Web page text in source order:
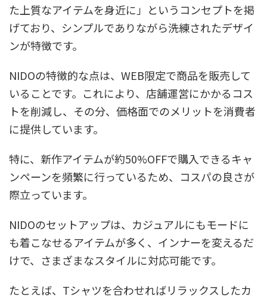
た上質なアイテムを身近に」というコンセプトを掲
げており、シンプルでありながら洗練されたデザイ
ンが特徴です。
NIDOの特徴的な点は、WEB限定で商品を販売して
いることです。これにより、店舗運営にかかるコス
トを削減し、その分、価格面でのメリットを消費者
に提供しています。
特に、新作アイテムが約50%OFFで購入できるキャ
ンペーンを頻繁に行っているため、コスパの良さが
際立っています。
NIDOのセットアップは、カジュアルにもモードに
も着こなせるアイテムが多く、インナーを変えるだ
けで、さまざまなスタイルに対応可能です。
たとえば、Tシャツを合わせればリラックスしたカ